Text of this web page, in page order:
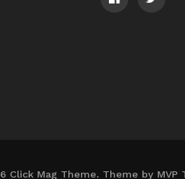
Click Mag Theme. Theme by MVP